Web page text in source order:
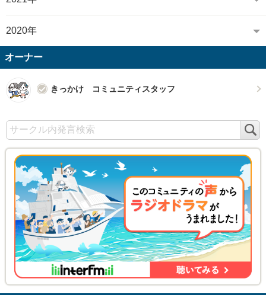
2020年
オーナー
きっかけ コミュニティスタッフ
索